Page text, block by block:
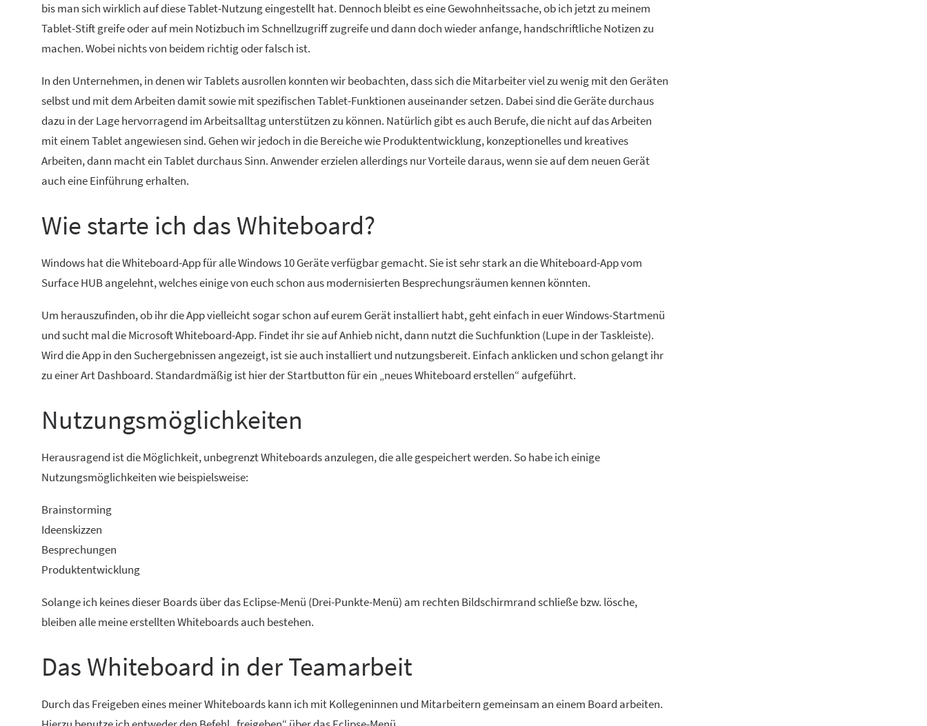
bis man sich wirklich auf diese Tablet-Nutzung eingestellt hat. Dennoch bleibt es eine Gewohnheitssache, ob ich jetzt zu meinem
Tablet-Stift greife oder auf mein Notizbuch im Schnellzugriff zugreife und dann doch wieder anfange, handschriftliche Notizen zu
machen. Wobei nichts von beidem richtig oder falsch ist.
In den Unternehmen, in denen wir Tablets ausrollen konnten wir beobachten, dass sich die Mitarbeiter viel zu wenig mit den Geräten
selbst und mit dem Arbeiten damit sowie mit spezifischen Tablet-Funktionen auseinander setzen. Dabei sind die Geräte durchaus
dazu in der Lage hervorragend im Arbeitsalltag unterstützen zu können. Natürlich gibt es auch Berufe, die nicht auf das Arbeiten
mit einem Tablet angewiesen sind. Gehen wir jedoch in die Bereiche wie Produktentwicklung, konzeptionelles und kreatives
Arbeiten, dann macht ein Tablet durchaus Sinn. Anwender erzielen allerdings nur Vorteile daraus, wenn sie auf dem neuen Gerät
auch eine Einführung erhalten.
Wie starte ich das Whiteboard?
Windows hat die Whiteboard-App für alle Windows 10 Geräte verfügbar gemacht. Sie ist sehr stark an die Whiteboard-App vom
Surface HUB angelehnt, welches einige von euch schon aus modernisierten Besprechungsräumen kennen könnten.
Um herauszufinden, ob ihr die App vielleicht sogar schon auf eurem Gerät installiert habt, geht einfach in euer Windows-Startmenü
und sucht mal die Microsoft Whiteboard-App. Findet ihr sie auf Anhieb nicht, dann nutzt die Suchfunktion (Lupe in der Taskleiste).
Wird die App in den Suchergebnissen angezeigt, ist sie auch installiert und nutzungsbereit. Einfach anklicken und schon gelangt ihr
zu einer Art Dashboard. Standardmäßig ist hier der Startbutton für ein „neues Whiteboard erstellen“ aufgeführt.
Nutzungsmöglichkeiten
Herausragend ist die Möglichkeit, unbegrenzt Whiteboards anzulegen, die alle gespeichert werden. So habe ich einige
Nutzungsmöglichkeiten wie beispielsweise:
Brainstorming
Ideenskizzen
Besprechungen
Produktentwicklung
Solange ich keines dieser Boards über das Eclipse-Menü (Drei-Punkte-Menü) am rechten Bildschirmrand schließe bzw. lösche,
bleiben alle meine erstellten Whiteboards auch bestehen.
Das Whiteboard in der Teamarbeit
Durch das Freigeben eines meiner Whiteboards kann ich mit Kollegeninnen und Mitarbeitern gemeinsam an einem Board arbeiten.